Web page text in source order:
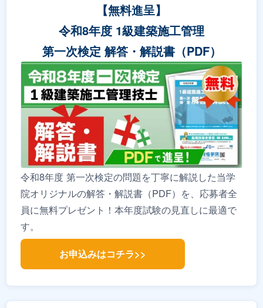
【無料進呈】
令和8年度 1級建築施工管理
第一次検定 解答・解説書（PDF）
令和8年度 第一次検定の問題を丁寧に解説した当学
院オリジナルの解答・解説書（PDF）を、応募者全
員に無料プレゼント！本年度試験の見直しに最適で
す。
お申込みはコチラ>>